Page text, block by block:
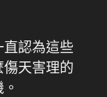
認為這些
天害理的